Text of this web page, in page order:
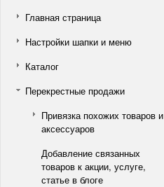
Главная страница
Настройки шапки и меню
Каталог
Перекрестные продажи
Привязка похожих товаров и
аксессуаров
Добавление связанных
товаров к акции, услуге,
статье в блоге